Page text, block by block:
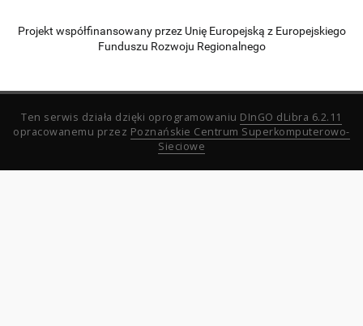
Projekt współfinansowany przez Unię Europejską z Europejskiego
Funduszu Rozwoju Regionalnego
Ten serwis działa dzięki oprogramowaniu DInGO dLibra 6.2.11
opracowanemu przez Poznańskie Centrum Superkomputerowo-
Sieciowe